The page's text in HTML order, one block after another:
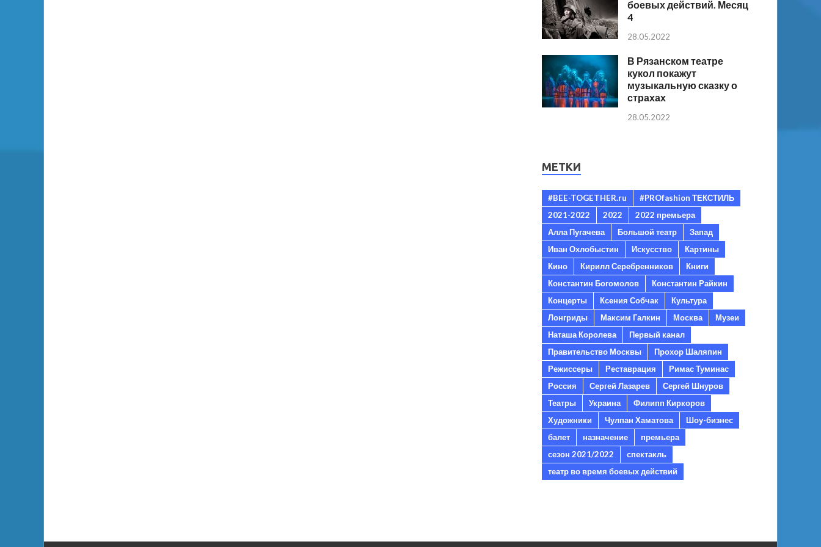
боевых действий. Месяц
4
28.05.2022
В Рязанском театре
кукол покажут
музыкальную сказку о
страхах
28.05.2022
МЕТКИ
#BEE-TOGETHER.ru
#PROfashion ТЕКСТИЛЬ
2021-2022
2022
2022 премьера
Алла Пугачева
Большой театр
Запад
Иван Охлобыстин
Искусство
Картины
Кино
Кирилл Серебренников
Книги
Константин Богомолов
Константин Райкин
Концерты
Ксения Собчак
Культура
Лонгриды
Максим Галкин Москва
Музеи
Наташа Королева
Первый канал
Правительство Москвы
Прохор Шаляпин
Режиссеры
Реставрация
Римас Туминас
Россия
Сергей Лазарев
Сергей Шнуров
Театры
Украина
Филипп Киркоров
Художники
Чулпан Хаматова
Шоу-бизнес
балет
назначение
премьера
сезон 2021/2022
спектакль
театр во время боевых действий